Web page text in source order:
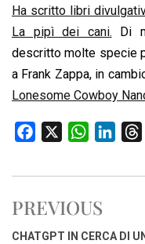
Ha scritto libri
La pipì dei cani. Di
descritto molte specie
a Frank Zappa, in
Lonesome Cowboy
c
b
o
W
a
s
A
n
d
r
PREVIOUS
CHATGPT IN CERCA DI UN